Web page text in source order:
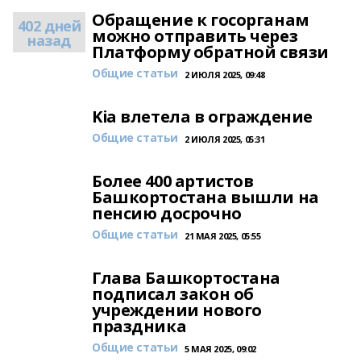
402 дней
назад
Обращение к госорганам
можно отправить через
Платформу обратной связи
Общие статьи 2 ИЮЛЯ 2025, 09:48
Kia влетела в ограждение
Общие статьи 2 ИЮЛЯ 2025, 05:31
Более 400 артистов
Башкортостана вышли на
пенсию досрочно
Общие статьи 21 МАЯ 2025, 05:55
Глава Башкортостана
подписал закон об
учреждении нового
праздника
Общие статьи 5 МАЯ 2025, 09:02